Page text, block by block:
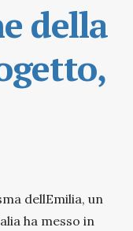
della
dellEmilia, un
ha messo in